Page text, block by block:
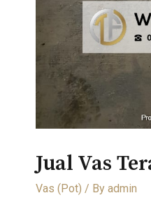
Jual Vas
Vas (Pot) / By admin